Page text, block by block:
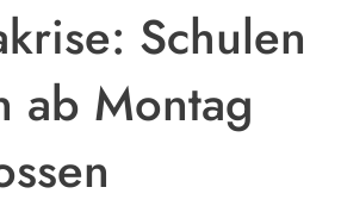
Schulen
ab Montag